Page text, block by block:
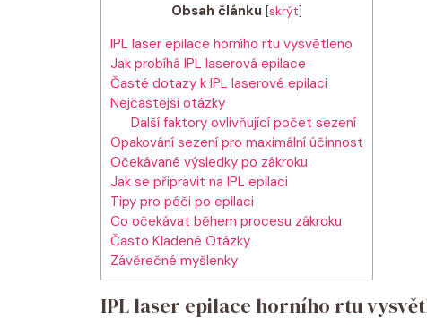
Obsah článku [skrýt]
IPL laser epilace horního rtu vysvětleno
Jak probíhá IPL laserová epilace
Časté dotazy k IPL laserové epilaci
Nejčastější otázky
Další faktory ovlivňující počet sezení
Opakování sezení pro maximální účinnost
Očekávané výsledky po zákroku
Jak se připravit na IPL epilaci
Tipy pro péči po epilaci
Co očekávat během procesu zákroku
Často Kladené Otázky
Závěrečné myšlenky
IPL laser epilace horního rtu